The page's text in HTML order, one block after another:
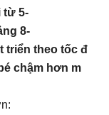
từ 5-
8-
triển theo tốc đ
chậm hơn m